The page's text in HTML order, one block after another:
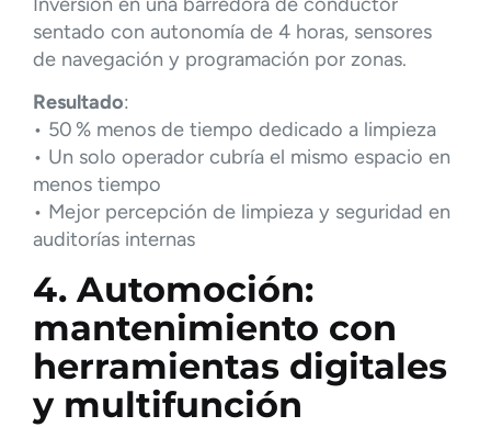
sentado con autonomía de 4 horas, sensores
de navegación y programación por zonas.
Resultado:
• 50 % menos de tiempo dedicado a limpieza
• Un solo operador cubría el mismo espacio en
menos tiempo
• Mejor percepción de limpieza y seguridad en
auditorías internas
4. Automoción:
mantenimiento con
herramientas digitales
y multifunción